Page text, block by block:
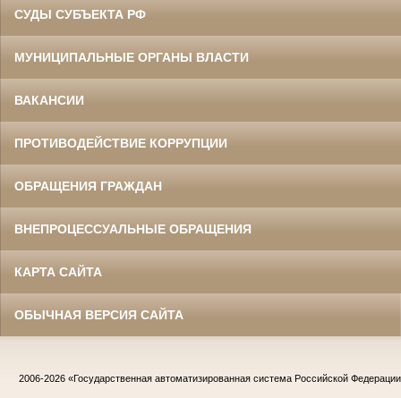
СУДЫ СУБЪЕКТА РФ
МУНИЦИПАЛЬНЫЕ ОРГАНЫ ВЛАСТИ
ВАКАНСИИ
ПРОТИВОДЕЙСТВИЕ КОРРУПЦИИ
ОБРАЩЕНИЯ ГРАЖДАН
ВНЕПРОЦЕССУАЛЬНЫЕ ОБРАЩЕНИЯ
КАРТА САЙТА
ОБЫЧНАЯ ВЕРСИЯ САЙТА
2006-2026 «Государственная автоматизированная система Российской